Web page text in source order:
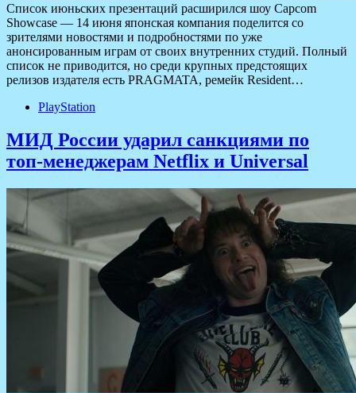
Список июньских презентаций расширился шоу Capcom
Showcase — 14 июня японская компания поделится со
зрителями новостями и подробностями по уже
анонсированным играм от своих внутренних студий. Полный
список не приводится, но среди крупных предстоящих
релизов издателя есть PRAGMATA, ремейк Resident…
PlayStation
МИД России ударил санкциями по
топ-менеджерам Netflix и Universal